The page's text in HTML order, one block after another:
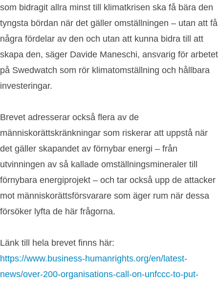
som bidragit allra minst till klimatkrisen ska få bära den
tyngsta bördan när det gäller omställningen – utan att få
några fördelar av den och utan att kunna bidra till att
skapa den, säger Davide Maneschi, ansvarig för arbetet
på Swedwatch som rör klimatomställning och hållbara
investeringar.
Brevet adresserar också flera av de
människorättskränkningar som riskerar att uppstå när
det gäller skapandet av förnybar energi – från
utvinningen av så kallade omställningsmineraler till
förnybara energiprojekt – och tar också upp de attacker
mot människorättsförsvarare som äger rum när dessa
försöker lyfta de här frågorna.
Länk till hela brevet finns här:
https://www.business-humanrights.org/en/latest-
news/over-200-organisations-call-on-unfccc-to-put-